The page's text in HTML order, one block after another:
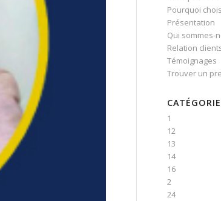
Pourquoi
Présentation
Qui sommes-
Relation
Témoignages
Trouver un
1
12
13
14
16
2
24